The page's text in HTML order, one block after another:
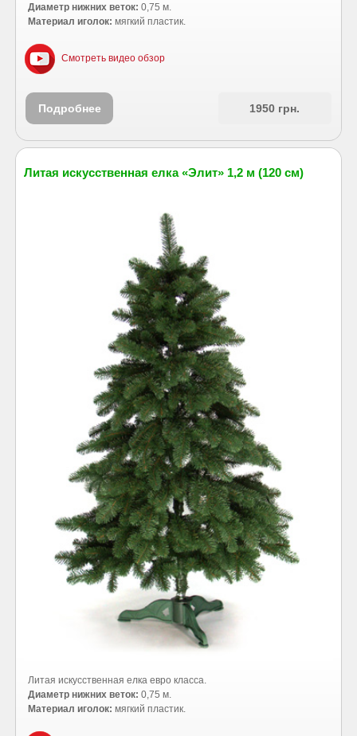
Диаметр нижних веток: 0,75 м.
Материал иголок: мягкий пластик.
Смотреть видео обзор
Подробнее 1950 грн.
Литая искусственная елка «Элит» 1,2 м (120 см)
Литая искусственная елка евро класса.
Диаметр нижних веток: 0,75 м.
Материал иголок: мягкий пластик.